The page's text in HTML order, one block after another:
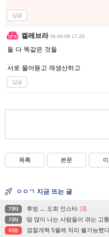
답글
켈레브라 26-06-08 17:20
둘 다 똑같은 것들
서로 물어뜯고 재생산하고
답글
목록 본문
ㅇㅇㄱ 지금 뜨는 글
기타 후방 ㅡ 도희 인스타 [3]
기타 땀 많이 나는 사람들이 겪는 고통
이슈 검찰개혁 5월에 처리 불가능했